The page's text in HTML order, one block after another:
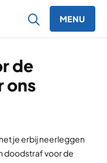
MENU
de
ons
je erbij neerleggen
doodstraf voor de